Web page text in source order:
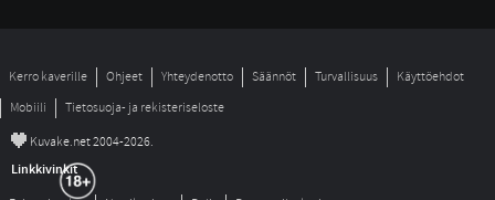
Kerro kaverille Ohjeet Yhteydenotto Säännöt Turvallisuus
Käyttöehdot
Mobiili
Tietosuoja- ja rekisteriseloste
© Kuvake.net 2004-2026.
Linkkivinkit